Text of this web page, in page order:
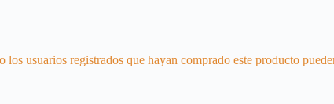
los usuarios registrados que hayan comprado este producto